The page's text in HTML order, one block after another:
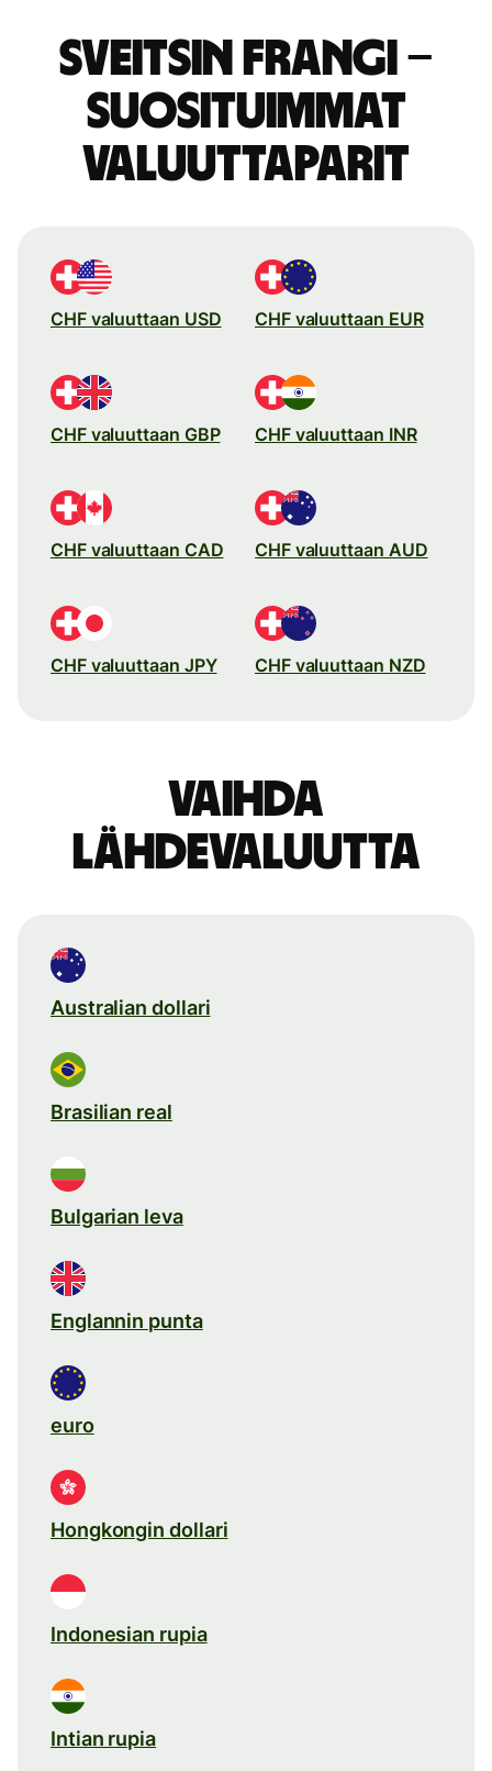
Sveitsin frangi –
suosituimmat
valuuttaparit
CHF valuuttaan USD CHF valuuttaan EUR
CHF valuuttaan GBP CHF valuuttaan INR
CHF valuuttaan CAD CHF valuuttaan AUD
CHF valuuttaan JPY CHF valuuttaan NZD
Vaihda
lähdevaluutta
Australian dollari
Brasilian real
Bulgarian leva
Englannin punta
euro
Hongkongin dollari
Indonesian rupia
Intian rupia